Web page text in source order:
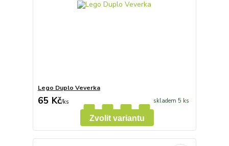
Lego Duplo Veverka
65 Kč/ks skladem 5 ks
Zvolit variantu